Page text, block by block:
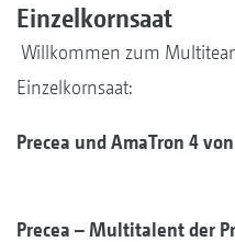
Einzelkornsaat
Willkommen zum
Einzelkornsaat:
Precea und AmaTron 4
Precea – Multitalent der